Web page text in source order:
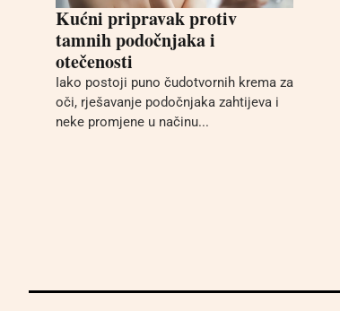
Kućni pripravak protiv
tamnih podočnjaka i
otečenosti
Iako postoji puno čudotvornih krema za
oči, rješavanje podočnjaka zahtijeva i
neke promjene u načinu...